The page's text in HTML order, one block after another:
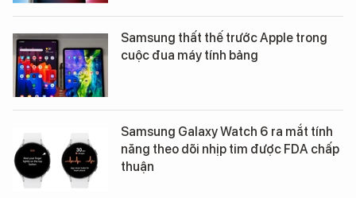
Samsung thất thế trước Apple trong
cuộc đua máy tính bảng
Samsung Galaxy Watch 6 ra mắt tính
năng theo dõi nhịp tim được FDA chấp
thuận